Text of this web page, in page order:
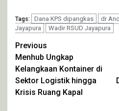
Twitter(Membuka
di
jendela
yang
Facebook(Membuka
di
jendela
yang
di
jendela
yang
di
yang
Tags: Dana KPS dipangkas dr
Jayapura
Wadir RSUD Jayapura
Continue
Reading
Previous
Menhub Ungkap
Kelangkaan Kontainer di
Sektor Logistik hingga
Krisis Ruang Kapal